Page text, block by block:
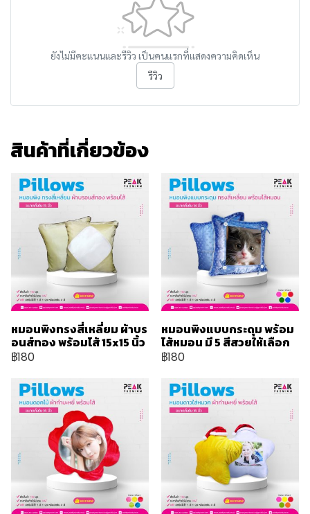
ยังไม่มีคะแนนและรีวิว เป็นคนแรกที่แสดงความคิดเห็น
รีวิว
สินค้าที่เกี่ยวข้อง
หมอนพิงทรงสี่เหลี่ยม ผ้าบร
อนส์ทอง พร้อมไส้ 15x15 นิ้ว
฿180
หมอนพิงแบบกระดุม พร้อม
ไส้หมอน มี 5 สีสวยให้เลือก
฿180